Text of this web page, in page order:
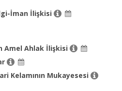
İman İlişkisi
Amel Ahlak İlişkisi
Kelamının Mukayesesi